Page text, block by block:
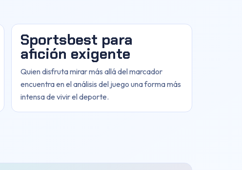
Sportsbest para
afición exigente
Quien disfruta mirar más allá del marcador
encuentra en el análisis del juego una forma más
intensa de vivir el deporte.